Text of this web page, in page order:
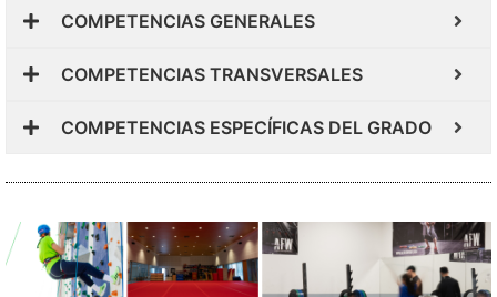
COMPETENCIAS GENERALES
COMPETENCIAS TRANSVERSALES
COMPETENCIAS ESPECÍFICAS DEL GRADO